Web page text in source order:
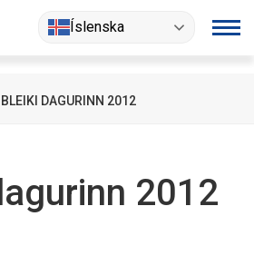
Íslenska
BLEIKI DAGURINN 2012
2012